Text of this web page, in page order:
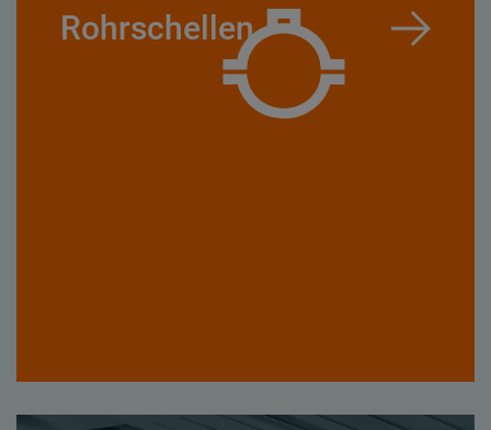
Rohrschellen